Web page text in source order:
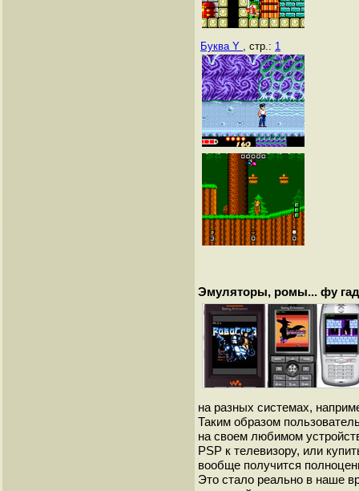
Буква Y , стр.: 1
Эмуляторы, ромы... фу
на разных системах,
Таким образом
на своем любимом
PSP к телевизору, или
вообще получится
Это стало реально в наше